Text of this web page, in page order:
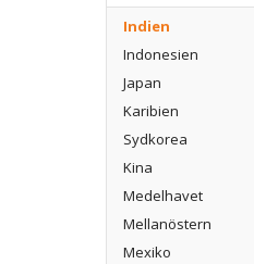
Indien
Indonesien
Japan
Karibien
Sydkorea
Kina
Medelhavet
Mellanöstern
Mexiko